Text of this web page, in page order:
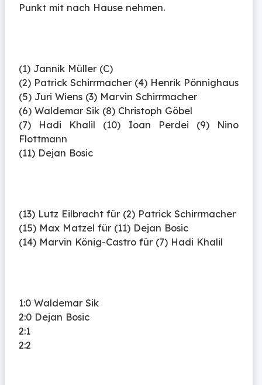
Punkt mit nach Hause nehmen.
(1) Jannik Müller (C)
(2) Patrick Schirrmacher (4) Henrik Pönnighaus
(5) Juri Wiens (3) Marvin Schirrmacher
(6) Waldemar Sik (8) Christoph Göbel
(7) Hadi Khalil (10) Ioan Perdei (9) Nino
Flottmann
(11) Dejan Bosic
(13) Lutz Eilbracht für (2) Patrick Schirrmacher
(15) Max Matzel für (11) Dejan Bosic
(14) Marvin König-Castro für (7) Hadi Khalil
1:0 Waldemar Sik
2:0 Dejan Bosic
2:1
2:2